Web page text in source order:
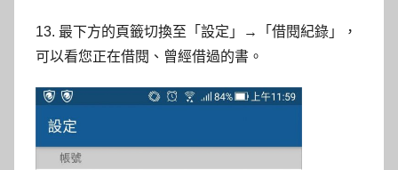
13. 最下方的頁籤切換至「設定」→「借閱紀錄」，
可以看您正在借閱、曾經借過的書。